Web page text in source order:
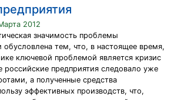
2012
значимость проблемы
обусловлена тем, что, в настоящее время,
ключевой проблемой является кризис
российские предприятия следовало уже
а полученные средства
эффективных производств, что,